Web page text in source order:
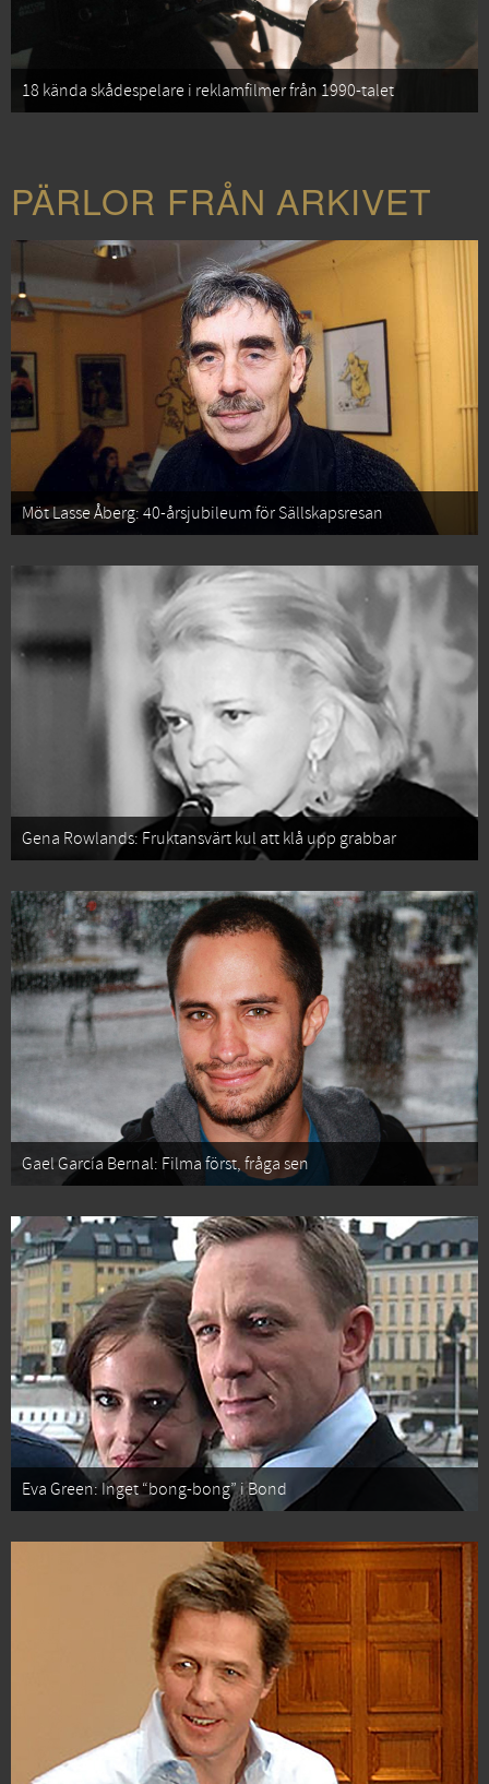
18 kända skådespelare i reklamfilmer från 1990-talet
PÄRLOR FRÅN ARKIVET
Möt Lasse Åberg: 40-årsjubileum för Sällskapsresan
Gena Rowlands: Fruktansvärt kul att klå upp grabbar
Gael García Bernal: Filma först, fråga sen
Eva Green: Inget “bong-bong” i Bond